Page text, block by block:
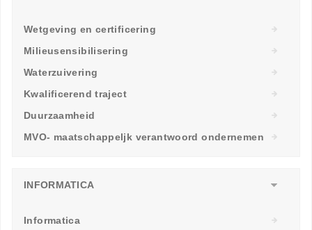
Wetgeving en certificering
Milieusensibilisering
Waterzuivering
Kwalificerend traject
Duurzaamheid
MVO- maatschappeljk verantwoord ondernemen
INFORMATICA
Informatica